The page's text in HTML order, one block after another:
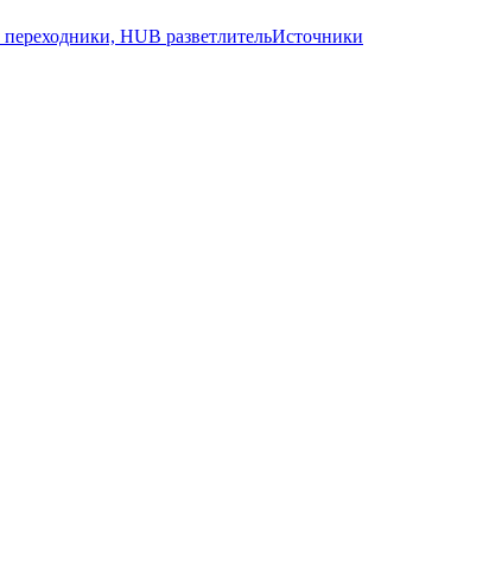
HUB разветлительИсточники